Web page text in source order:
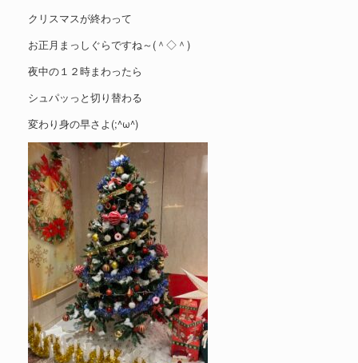
クリスマスが終わって
お正月まっしぐらですね～(＾◇＾)
夜中の１２時まわったら
シュパッっと切り替わる
変わり身の早さよ(;^ω^)